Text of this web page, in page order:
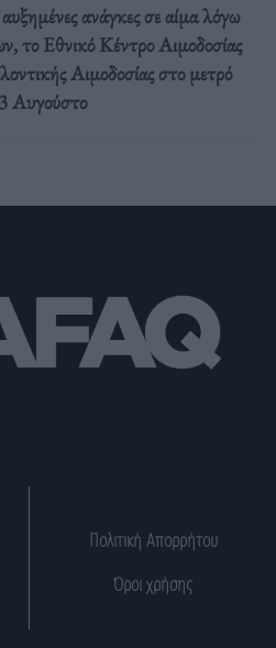
ανάγκες σε αίμα λόγω
το Εθνικό Κέντρο Αιμοδοσίας
Αιμοδοσίας στο μετρό
Αυγούστο
Πολιτική Απορρήτου
Όροι χρήσης